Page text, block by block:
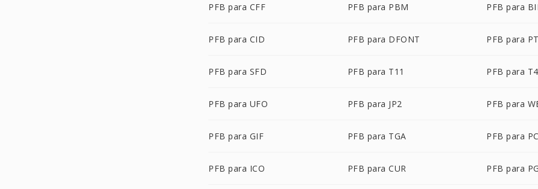
PFB para CFF PFB para PBM PFB para
PFB para CID PFB para DFONT PFB para
PFB para SFD PFB para T11 PFB para
PFB para UFO PFB para JP2 PFB para
PFB para GIF PFB para TGA PFB para
PFB para ICO PFB para CUR PFB para